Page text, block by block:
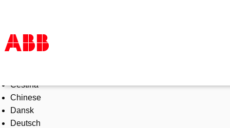
Products & Solutions
Industries
Services
About us
Čeština
Chinese
Dansk
Deutsch